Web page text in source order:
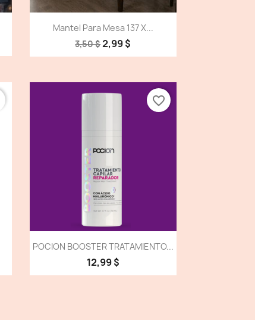
Vista detallada
Mantel Para Mesa 137 X...
3,50 $2,99 $
Vista detallada
POCION BOOSTER TRATAMIENTO...
12,99 $
favorite_border